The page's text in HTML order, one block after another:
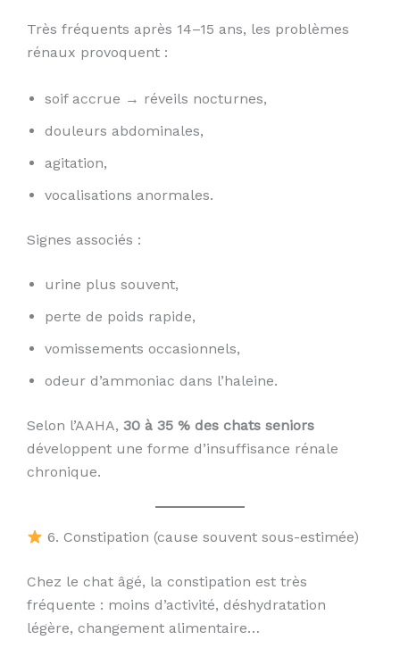
Très fréquents après 14–15 ans, les problèmes
rénaux provoquent :
soif accrue → réveils nocturnes,
douleurs abdominales,
agitation,
vocalisations anormales.
Signes associés :
urine plus souvent,
perte de poids rapide,
vomissements occasionnels,
odeur d’ammoniac dans l’haleine.
Selon l’AAHA, 30 à 35 % des chats seniors
développent une forme d’insuffisance rénale
chronique.
6. Constipation (cause souvent sous-estimée)
Chez le chat âgé, la constipation est très
fréquente : moins d’activité, déshydratation
légère, changement alimentaire…